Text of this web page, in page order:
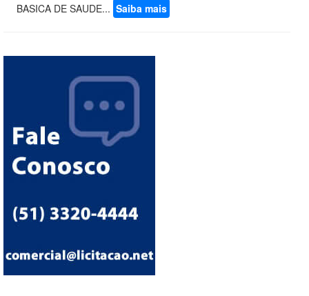
BASICA DE SAUDE... Saiba mais